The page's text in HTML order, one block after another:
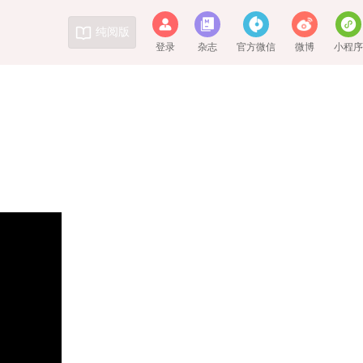
纯阅版
登录 杂志 官方微信 微博 小程序